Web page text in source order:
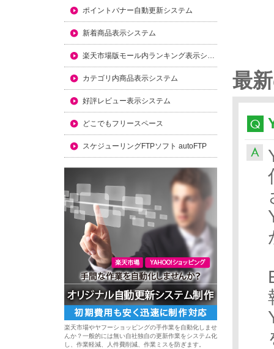
ポイントバナー自動更新システム
新着商品表示システム
楽天市場版モール内ランキング表示システム
カテゴリ内商品表示システム
好評レビュー表示システム
どこでもフリースペース
スケジューリングFTPソフト autoFTP
楽天市場やヤフーショッピングの手作業を自動化しませ
んか？一般的には無い自社独自の更新作業をシステム化
し、作業軽減、人件費削減、作業ミスを防ぎます。
最